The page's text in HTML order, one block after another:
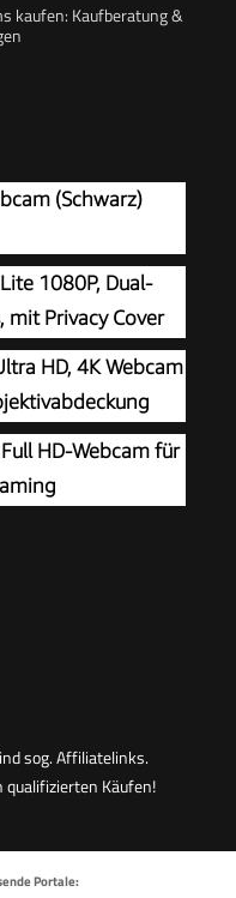
kaufen: Kaufberatung &
(Schwarz)
1080P, Dual-
mit Privacy Cover
HD, 4K Webcam
HD-Webcam für
sog. Affiliatelinks.
qualifizierten Käufen!
Portale: